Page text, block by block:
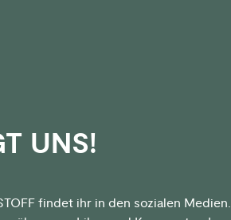
UNS!
findet ihr in den sozialen Medien.